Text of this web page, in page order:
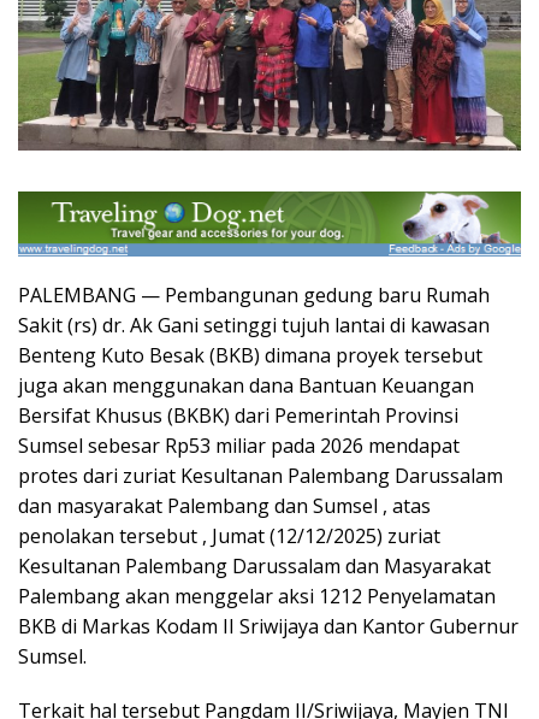
PALEMBANG — Pembangunan gedung baru Rumah
Sakit (rs) dr. Ak Gani setinggi tujuh lantai di kawasan
Benteng Kuto Besak (BKB) dimana proyek tersebut
juga akan menggunakan dana Bantuan Keuangan
Bersifat Khusus (BKBK) dari Pemerintah Provinsi
Sumsel sebesar Rp53 miliar pada 2026 mendapat
protes dari zuriat Kesultanan Palembang Darussalam
dan masyarakat Palembang dan Sumsel , atas
penolakan tersebut , Jumat (12/12/2025) zuriat
Kesultanan Palembang Darussalam dan Masyarakat
Palembang akan menggelar aksi 1212 Penyelamatan
BKB di Markas Kodam II Sriwijaya dan Kantor Gubernur
Sumsel.
Terkait hal tersebut Pangdam II/Sriwijaya, Mayjen TNI